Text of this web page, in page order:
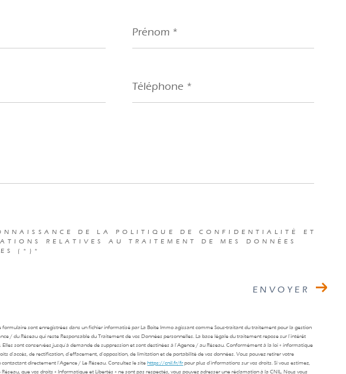
*
*
DE LA POLITIQUE DE CONFIDENTIALITÉ ET
RELATIVES AU TRAITEMENT DE MES DONNÉES
(*)*
ENVOYER
formulaire sont enregistrées dans un fichier informatisé par La Boite Immo agissant comme Sous-traitant du traitement pour la gestion
/ du Réseau qui reste Responsable du Traitement de vos Données personnelles. La base légale du traitement repose sur l'intérêt
sont conservées jusqu'à demande de suppression et sont destinées à l'Agence / au Réseau. Conformément à la loi « informatique
d’accès, de rectification, d’effacement, d’opposition, de limitation et de portabilité de vos données. Vous pouvez retirer votre
directement l’Agence / Le Réseau. Consultez le sitehttps://cnil.fr/fr pour plus d’informations sur vos droits. Si vous estimez,
que vos droits « Informatique et Libertés » ne sont pas respectés, vous pouvez adresser une réclamation à la CNIL. Nous vous